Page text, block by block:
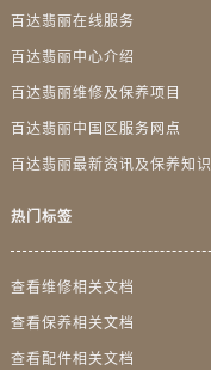
百达翡丽在线服务
百达翡丽中心介绍
百达翡丽维修及保养项目
百达翡丽中国区服务网点
百达翡丽最新资讯及保养知识
热门标签
查看维修相关文档
查看保养相关文档
查看配件相关文档